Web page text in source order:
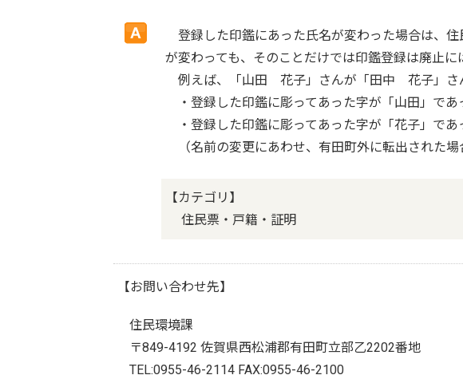
登録した印鑑にあった氏名が変わった場合は、
が変わっても、そのことだけでは印鑑登録は廃止に
例えば、「山田 花子」さんが「田中 花子」さ
・登録した印鑑に彫ってあった字が「山田」で
・登録した印鑑に彫ってあった字が「花子」で
（名前の変更にあわせ、有田町外に転出された場
【カテゴリ】
住民票・戸籍・証明
【お問い合わせ先】
住民環境課
〒849-4192 佐賀県西松浦郡有田町立部乙2202番地
TEL:0955-46-2114 FAX:0955-46-2100